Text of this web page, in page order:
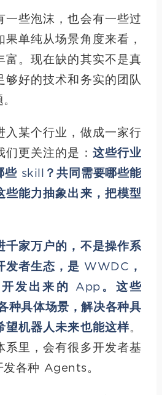
一些泡沫，也会有一些过
果单纯从场景角度来看，
富。现在缺的其实不是真
够好的技术和务实的团队
入某个行业，做成一家行
们更关注的是： 这些行业
些 skill？共同需要哪些能
些能力抽象出来，把模型
千家万户的，不是操作系
发者生态，是 WWDC，
发出来的 App。这些
种具体场景，解决各种具
望机器人未来也能这样。
系里，会有很多开发者基
发各种 Agents。